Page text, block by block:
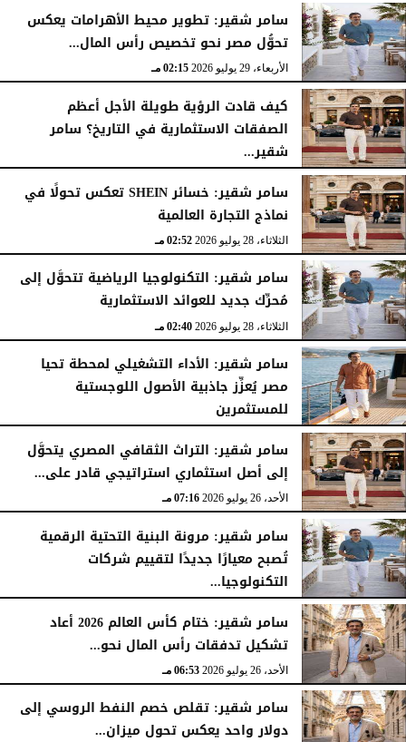
الأربعاء، 29 يوليو 2026 02:25 مـ
سامر شقير: تطوير محيط الأهرامات يعكس
تحوُّل مصر نحو تخصيص رأس المال...
الأربعاء، 29 يوليو 2026 02:15 مـ
كيف قادت الرؤية طويلة الأجل أعظم
الصفقات الاستثمارية في التاريخ؟ سامر
شقير...
الثلاثاء، 28 يوليو 2026 03:49 مـ
سامر شقير: خسائر SHEIN تعكس تحولًا في
نماذج التجارة العالمية
الثلاثاء، 28 يوليو 2026 02:52 مـ
سامر شقير: التكنولوجيا الرياضية تتحوَّل إلى
مُحرِّك جديد للعوائد الاستثمارية
الثلاثاء، 28 يوليو 2026 02:40 مـ
سامر شقير: الأداء التشغيلي لمحطة تحيا
مصر يُعزِّز جاذبية الأصول اللوجستية
للمستثمرين
الأحد، 26 يوليو 2026 07:27 مـ
سامر شقير: التراث الثقافي المصري يتحوَّل
إلى أصل استثماري استراتيجي قادر على...
الأحد، 26 يوليو 2026 07:16 مـ
سامر شقير: مرونة البنية التحتية الرقمية
تُصبح معيارًا جديدًا لتقييم شركات
التكنولوجيا...
الأحد، 26 يوليو 2026 07:03 مـ
سامر شقير: ختام كأس العالم 2026 أعاد
تشكيل تدفقات رأس المال نحو...
الأحد، 26 يوليو 2026 06:53 مـ
سامر شقير: تقلص خصم النفط الروسي إلى
دولار واحد يعكس تحول ميزان...